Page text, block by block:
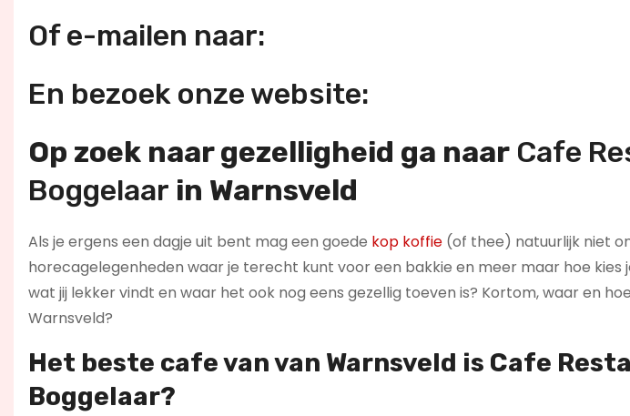
Of e-mailen naar:
En bezoek onze website:
Op zoek naar gezelligheid ga naar Cafe
Boggelaar in Warnsveld
Als je ergens een dagje uit bent mag een goede kop koffie (of thee) natuurlijk niet
horecagelegenheden waar je terecht kunt voor een bakkie en meer maar hoe kies
wat jij lekker vindt en waar het ook nog eens gezellig toeven is? Kortom, waar en
Warnsveld?
Het beste cafe van van Warnsveld is Cafe
Boggelaar?